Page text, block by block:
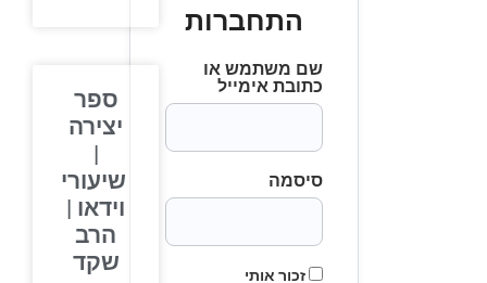
התחברות
שם משתמש או
כתובת אימייל
סיסמה
זכור אותי
ספר
יצירה
שיעורי
וידאו |
הרב
שקד